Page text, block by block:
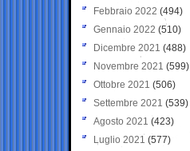
Febbraio 2022 (494)
Gennaio 2022 (510)
Dicembre 2021 (488)
Novembre 2021 (599)
Ottobre 2021 (506)
Settembre 2021 (539)
Agosto 2021 (423)
Luglio 2021 (577)